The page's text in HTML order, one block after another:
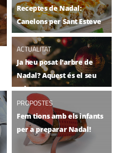
Receptes de Nadal:
Canelons per Sant Esteve
ACTUALITAT
Ja heu posat l'arbre de
Nadal? Aquest és el seu
origen
PROPOSTES
Fem tions amb els infants
per a preparar Nadal!